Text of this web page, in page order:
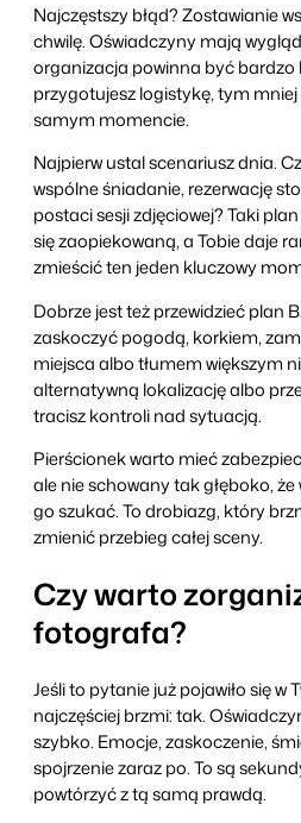
Najczęstszy błąd? Zostawianie
chwilę. Oświadczyny mają
organizacja powinna być bardzo
przygotujesz logistykę, tym
samym momencie.
Najpierw ustal scenariusz dnia.
wspólne śniadanie, rezerwację
postaci sesji zdjęciowej? Taki
się zaopiekowaną, a Tobie daje
zmieścić ten jeden kluczowy
Dobrze jest też przewidzieć plan
zaskoczyć pogodą, korkiem,
miejsca albo tłumem większym
alternatywną lokalizację albo
tracisz kontroli nad sytuacją.
Pierścionek warto mieć
ale nie schowany tak głęboko,
go szukać. To drobiazg, który
zmienić przebieg całej sceny.
Czy warto
fotografa?
Jeśli to pytanie już pojawiło się w
najczęściej brzmi: tak.
szybko. Emocje, zaskoczenie,
spojrzenie zaraz po. To są
powtórzyć z tą samą prawdą.